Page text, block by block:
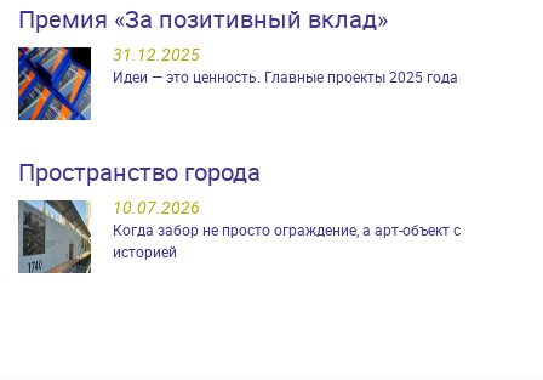
Премия «За позитивный вклад»
31.12.2025
Идеи — это ценность. Главные проекты 2025 года
Пространство города
10.07.2026
Когда забор не просто ограждение, а арт-объект с
историей